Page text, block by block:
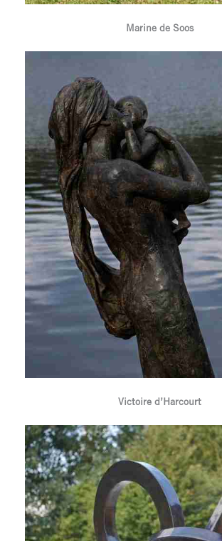
Marine de Soos
Victoire d’Harcourt